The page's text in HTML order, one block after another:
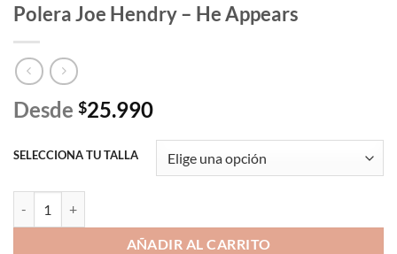
Polera Joe Hendry – He Appears
Desde $25.990
SELECCIONA TU TALLA
AÑADIR AL CARRITO